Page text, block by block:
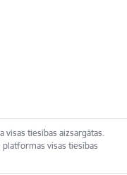
visas tiesības aizsargātas.
visas tiesības